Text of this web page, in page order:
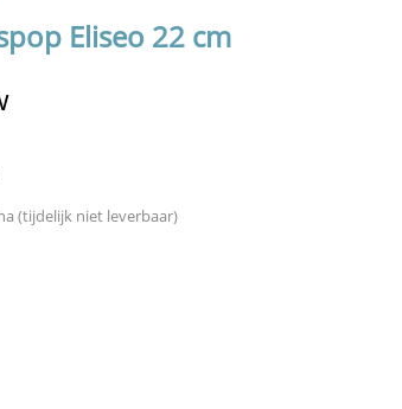
Eliseo 22 cm
(tijdelijk niet leverbaar)